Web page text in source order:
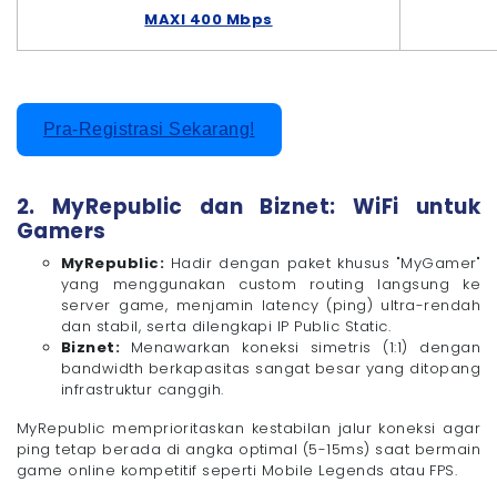
MAXI 400 Mbps
Pra-Registrasi Sekarang!
2. MyRepublic dan Biznet: WiFi untuk
Gamers
MyRepublic: Hadir dengan paket khusus "MyGamer"
yang menggunakan custom routing langsung ke
server game, menjamin latency (ping) ultra-rendah
dan stabil, serta dilengkapi IP Public Static.
Biznet: Menawarkan koneksi simetris (1:1) dengan
bandwidth berkapasitas sangat besar yang ditopang
infrastruktur canggih.
MyRepublic memprioritaskan kestabilan jalur koneksi agar
ping tetap berada di angka optimal (5-15ms) saat bermain
game online kompetitif seperti Mobile Legends atau FPS.